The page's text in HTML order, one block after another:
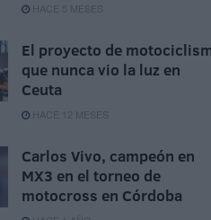
HACE 5 MESES
El proyecto de
que nunca vio la luz en
Ceuta
HACE 12 MESES
Carlos Vivo, campeón en
MX3 en el torneo de
motocross en Córdoba